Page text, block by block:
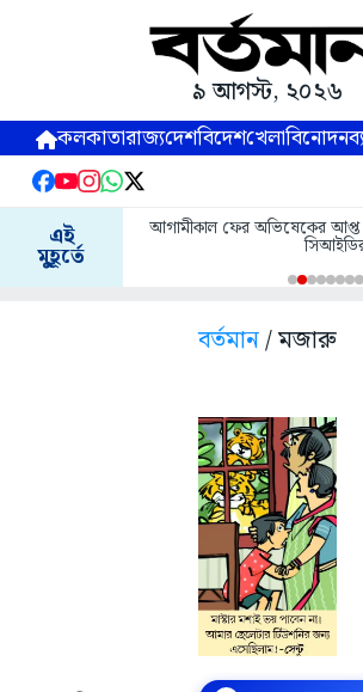
৯ আগস্ট, ২০২৬
কলকাতারাজ্যদেশবিদেশখেলাবিনোদন
এই
মুহূর্তে
আগামীকাল ফের অভিষেকের
বর্তমান/ মজারু